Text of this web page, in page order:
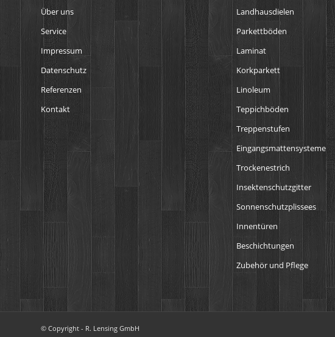
Über uns
Service
Impressum
Datenschutz
Referenzen
Kontakt
Landhausdielen
Parkettböden
Laminat
Korkparkett
Linoleum
Teppichböden
Treppenstufen
Eingangsmattensysteme
Trockenestrich
Insektenschutzgitter
Sonnenschutzplissees
Innentüren
Beschichtungen
Zubehör und Pflege
© Copyright - R. Lensing GmbH